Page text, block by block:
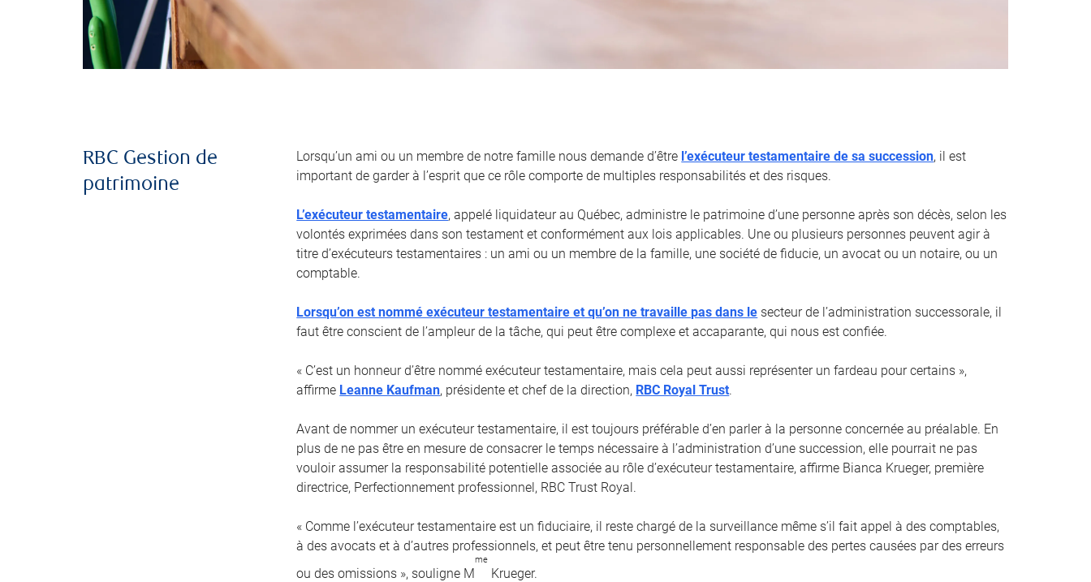
RBC Gestion de
patrimoine
Lorsqu’un ami ou un membre de notre famille nous demande d’être l’exécuteur testamentaire de sa succession, il est
important de garder à l’esprit que ce rôle comporte de multiples responsabilités et des risques.
L’exécuteur testamentaire, appelé liquidateur au Québec, administre le patrimoine d’une personne après son décès, selon les
volontés exprimées dans son testament et conformément aux lois applicables. Une ou plusieurs personnes peuvent agir à
titre d’exécuteurs testamentaires : un ami ou un membre de la famille, une société de fiducie, un avocat ou un notaire, ou un
comptable.
Lorsqu’on est nommé exécuteur testamentaire et qu’on ne travaille pas dans le secteur de l’administration successorale, il
faut être conscient de l’ampleur de la tâche, qui peut être complexe et accaparante, qui nous est confiée.
« C’est un honneur d’être nommé exécuteur testamentaire, mais cela peut aussi représenter un fardeau pour certains »,
affirme Leanne Kaufman, présidente et chef de la direction, RBC Royal Trust.
Avant de nommer un exécuteur testamentaire, il est toujours préférable d’en parler à la personne concernée au préalable. En
plus de ne pas être en mesure de consacrer le temps nécessaire à l’administration d’une succession, elle pourrait ne pas
vouloir assumer la responsabilité potentielle associée au rôle d’exécuteur testamentaire, affirme Bianca Krueger, première
directrice, Perfectionnement professionnel, RBC Trust Royal.
« Comme l’exécuteur testamentaire est un fiduciaire, il reste chargé de la surveillance même s’il fait appel à des comptables,
à des avocats et à d’autres professionnels, et peut être tenu personnellement responsable des pertes causées par des erreurs
ou des omissions », souligne M
me
Krueger.